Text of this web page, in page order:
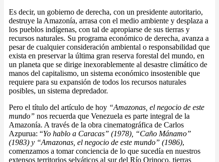
Es decir, un gobierno de derecha, con un presidente autoritario,
destruye la Amazonía, arrasa con el medio ambiente y desplaza a
los pueblos indígenas, con tal de apropiarse de sus tierras y
recursos naturales. Su programa económico de derecha, avanza a
pesar de cualquier consideración ambiental o responsabilidad que
exista en preservar la última gran reserva forestal del mundo, en
un planeta que se dirige inexorablemente al desastre climático de
manos del capitalismo, un sistema económico insostenible que
requiere para su expansión de todos los recursos naturales
posibles, un sistema depredador.
Pero el título del artículo de hoy “Amazonas, el negocio de este
mundo” nos recuerda que Venezuela es parte integral de la
Amazonía. A través de la obra cinematográfica de Carlos
Azpurua: “Yo hablo a Caracas” (1978), “Caño Mánamo”
(1983) y “Amazonas, el negocio de este mundo” (1986),
comenzamos a tomar conciencia de lo que sucedía en nuestros
extensos territorios selváticos al sur del Río Orinoco, tierras